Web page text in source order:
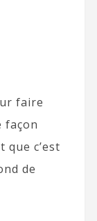
faire
façon
c’est
de